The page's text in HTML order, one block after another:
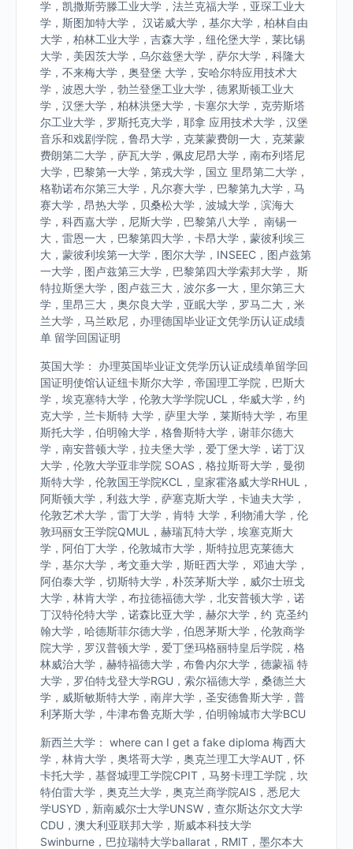
学，凯撒斯劳滕工业大学，法兰克福大学，亚琛工业大
学，斯图加特大学， 汉诺威大学，基尔大学，柏林自由
大学，柏林工业大学，吉森大学，纽伦堡大学，莱比锡
大学，美因茨大学，乌尔兹堡大学，萨尔大学，科隆大
学，不来梅大学，奥登堡 大学，安哈尔特应用技术大
学，波恩大学，勃兰登堡工业大学，德累斯顿工业大
学，汉堡大学，柏林洪堡大学，卡塞尔大学，克劳斯塔
尔工业大学，罗斯托克大学，耶拿 应用技术大学，汉堡
音乐和戏剧学院，鲁昂大学，克莱蒙费朗一大，克莱蒙
费朗第二大学，萨瓦大学，佩皮尼昂大学，南布列塔尼
大学，巴黎第一大学，第戎大学，国立 里昂第二大学，
格勒诺布尔第三大学，凡尔赛大学，巴黎第九大学，马
赛大学，昂热大学，贝桑松大学，波城大学，滨海大
学，科西嘉大学，尼斯大学，巴黎第八大学， 南锡一
大，雷恩一大，巴黎第四大学，卡昂大学，蒙彼利埃三
大，蒙彼利埃第一大学，图尔大学，INSEEC，图卢兹第
一大学，图卢兹第三大学，巴黎第四大学索邦大学， 斯
特拉斯堡大学，图卢兹三大，波尔多一大，里尔第三大
学，里昂三大，奥尔良大学，亚眠大学，罗马二大，米
兰大学，马兰欧尼，办理德国毕业证文凭学历认证成绩
单 留学回国证明
英国大学： 办理英国毕业证文凭学历认证成绩单留学回
国证明使馆认证纽卡斯尔大学，帝国理工学院，巴斯大
学，埃克塞特大学，伦敦大学学院UCL，华威大学，约
克大学，兰卡斯特 大学，萨里大学，莱斯特大学，布里
斯托大学，伯明翰大学，格鲁斯特大学，谢菲尔德大
学，南安普顿大学，拉夫堡大学，爱丁堡大学，诺丁汉
大学，伦敦大学亚非学院 SOAS，格拉斯哥大学，曼彻
斯特大学，伦敦国王学院KCL，皇家霍洛威大学RHUL，
阿斯顿大学，利兹大学，萨塞克斯大学，卡迪夫大学，
伦敦艺术大学，雷丁大学，肯特 大学，利物浦大学，伦
敦玛丽女王学院QMUL，赫瑞瓦特大学，埃塞克斯大
学，阿伯丁大学，伦敦城市大学，斯特拉思克莱德大
学，基尔大学，考文垂大学，斯旺西大学， 邓迪大学，
阿伯泰大学，切斯特大学，朴茨茅斯大学，威尔士班戈
大学，林肯大学，布拉德福德大学，北安普顿大学，诺
丁汉特伦特大学，诺森比亚大学，赫尔大学，约 克圣约
翰大学，哈德斯菲尔德大学，伯恩茅斯大学，伦敦商学
院大学，罗汉普顿大学，爱丁堡玛格丽特皇后学院，格
林威治大学，赫特福德大学，布鲁内尔大学，德蒙福 特
大学，罗伯特戈登大学RGU，索尔福德大学，桑德兰大
学，威斯敏斯特大学，南岸大学，圣安德鲁斯大学，普
利茅斯大学，牛津布鲁克斯大学，伯明翰城市大学BCU
新西兰大学： where can I get a fake diploma 梅西大
学，林肯大学，奥塔哥大学，奥克兰理工大学AUT，怀
卡托大学，基督城理工学院CPIT，马努卡理工学院，坎
特伯雷大学，奥克兰大学，奥克兰商学院AIS，悉尼大
学USYD，新南威尔士大学UNSW，查尔斯达尔文大学
CDU，澳大利亚联邦大学，斯威本科技大学
Swinburne，巴拉瑞特大学ballarat，RMIT，墨尔本大